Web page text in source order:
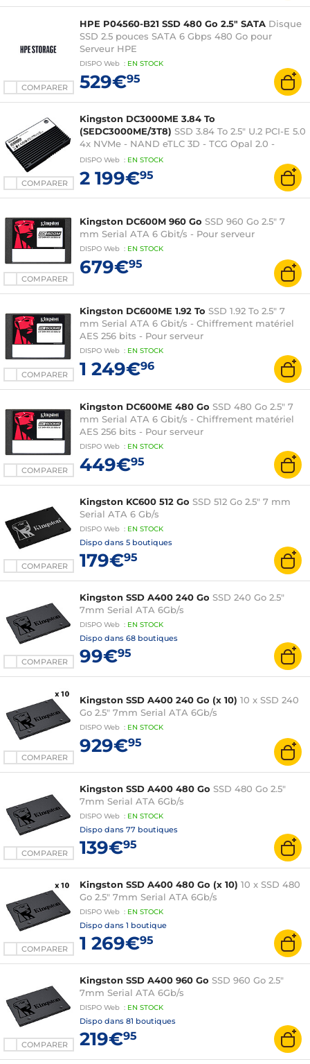
COMPARER
HPE P04560-B21 SSD 480 Go 2.5" SATA Disque
SSD 2.5 pouces SATA 6 Gbps 480 Go pour
Serveur HPE
DISPO Web : EN STOCK
529€95
COMPARER
Kingston DC3000ME 3.84 To
(SEDC3000ME/3T8) SSD 3.84 To 2.5" U.2 PCI-E 5.0
4x NVMe - NAND eTLC 3D - TCG Opal 2.0 -
Chiffrement AES 256 bits - Pour centres de
DISPO Web : EN STOCK
2 199€95
COMPARER
Kingston DC600M 960 Go SSD 960 Go 2.5" 7
mm Serial ATA 6 Gbit/s - Pour serveur
DISPO Web : EN STOCK
679€95
COMPARER
Kingston DC600ME 1.92 To SSD 1.92 To 2.5" 7
mm Serial ATA 6 Gbit/s - Chiffrement matériel
AES 256 bits - Pour serveur
DISPO Web : EN STOCK
1 249€96
COMPARER
Kingston DC600ME 480 Go SSD 480 Go 2.5" 7
mm Serial ATA 6 Gbit/s - Chiffrement matériel
AES 256 bits - Pour serveur
DISPO Web : EN STOCK
449€95
COMPARER
Kingston KC600 512 Go SSD 512 Go 2.5" 7 mm
Serial ATA 6 Gb/s
DISPO Web : EN STOCK
Dispo dans 5 boutiques
179€95
COMPARER
Kingston SSD A400 240 Go SSD 240 Go 2.5"
7mm Serial ATA 6Gb/s
DISPO Web : EN STOCK
Dispo dans 68 boutiques
99€95
COMPARER
Kingston SSD A400 240 Go (x 10) 10 x SSD 240
Go 2.5" 7mm Serial ATA 6Gb/s
DISPO Web : EN STOCK
929€95
COMPARER
Kingston SSD A400 480 Go SSD 480 Go 2.5"
7mm Serial ATA 6Gb/s
DISPO Web : EN STOCK
Dispo dans 77 boutiques
139€95
COMPARER
Kingston SSD A400 480 Go (x 10) 10 x SSD 480
Go 2.5" 7mm Serial ATA 6Gb/s
DISPO Web : EN STOCK
Dispo dans 1 boutique
1 269€95
COMPARER
Kingston SSD A400 960 Go SSD 960 Go 2.5"
7mm Serial ATA 6Gb/s
DISPO Web : EN STOCK
Dispo dans 81 boutiques
219€95